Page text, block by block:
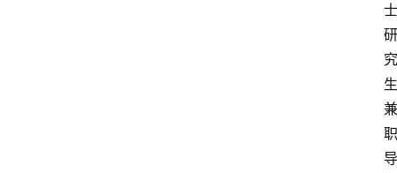
士
研
究
生
兼
职
导